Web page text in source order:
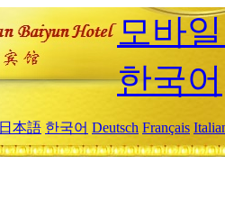
모바
한국어
日本語 한국어 Deutsch Français